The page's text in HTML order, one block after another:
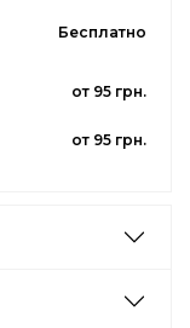
Бесплатно
от 95 грн.
от 95 грн.